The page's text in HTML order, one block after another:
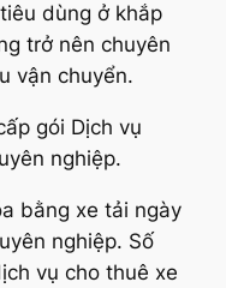
dùng ở khắp
trở nên chuyên
vận chuyển.
gói Dịch vụ
nghiệp.
bằng xe tải ngày
nghiệp. Số
vụ cho thuê xe